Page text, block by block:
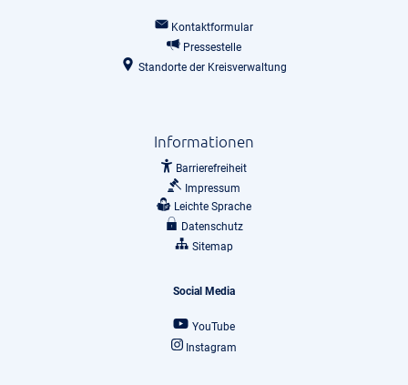
Kontaktformular
Pressestelle
Standorte der Kreisverwaltung
Informationen
Barrierefreiheit
Impressum
Leichte Sprache
Datenschutz
Sitemap
Social Media
YouTube
Instagram